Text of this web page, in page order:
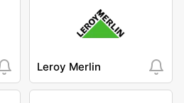
Leroy Merlin